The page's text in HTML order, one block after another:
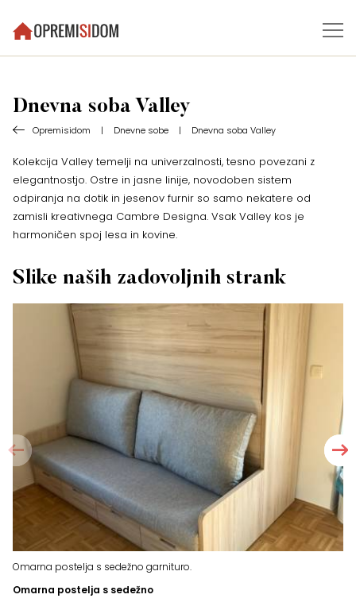
Dnevna soba Valley
Opremisidom | Dnevne sobe | Dnevna soba Valley
Kolekcija Valley temelji na univerzalnosti, tesno povezani z
elegantnostjo. Ostre in jasne linije, novodoben sistem
odpiranja na dotik in jesenov furnir so samo nekatere od
zamisli kreativnega Cambre Designa. Vsak Valley kos je
harmoničen spoj lesa in kovine.
Slike naših zadovoljnih strank
Omarna postelja s sedežno garnituro.
Omarna postelja s sedežno